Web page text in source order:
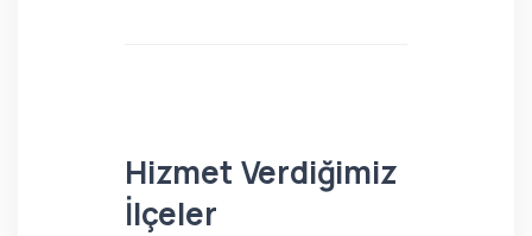
Hizmet Verdiğimiz
İlçeler